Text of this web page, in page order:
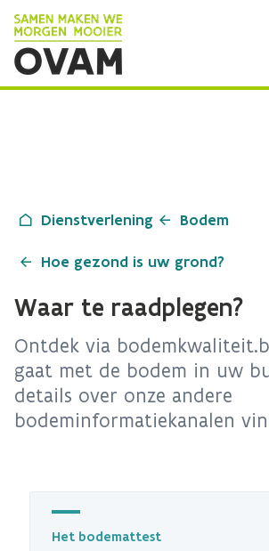
Skip to Main Content
Dienstverlening Bodem
Hoe gezond is uw grond?
Waar te raadplegen?
Ontdek via
gaat met de bodem in uw
details over onze andere
bodeminformatiekanalen
Het bodemattest